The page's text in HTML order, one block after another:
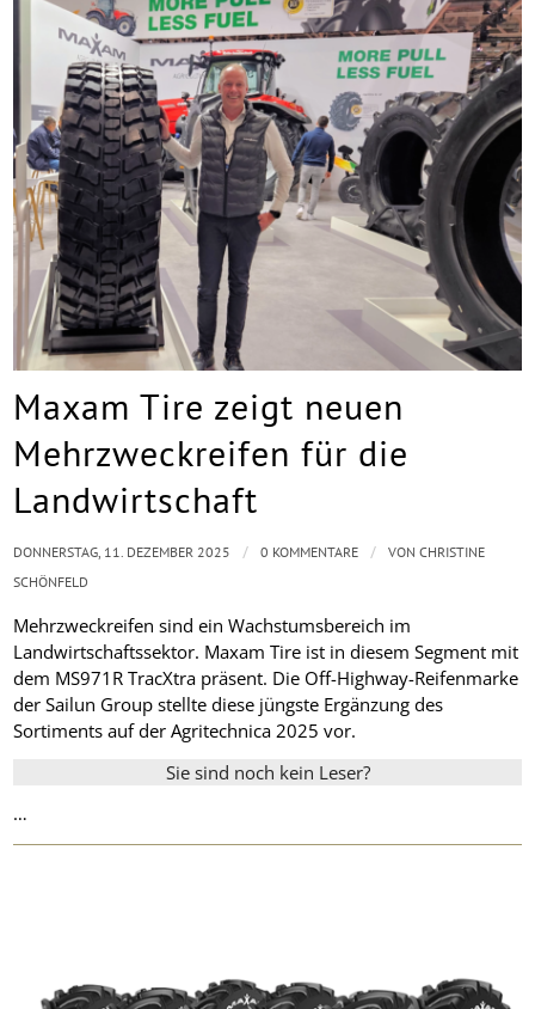
Maxam Tire zeigt neuen
Mehrzweckreifen für die
Landwirtschaft
Mehrzweckreifen sind ein Wachstumsbereich im
Landwirtschaftssektor. Maxam Tire ist in diesem Segment mit
dem MS971R TracXtra präsent. Die Off-Highway-Reifenmarke
der Sailun Group stellte diese jüngste Ergänzung des
Sortiments auf der Agritechnica 2025 vor.
Sie sind noch kein Leser?
…
DONNERSTAG, 11. DEZEMBER 2025 / 0 KOMMENTARE / VONCHRISTINE
SCHÖNFELD